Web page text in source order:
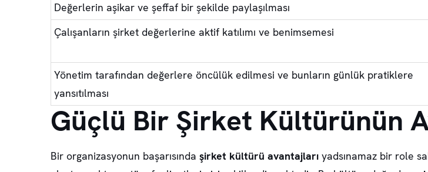
Değerlerin aşikar ve şeffaf bir şekilde paylaşılması
Çalışanların şirket değerlerine aktif katılımı ve benimsemesi
Yönetim tarafından değerlere öncülük edilmesi ve bunların günlük pratiklere
yansıtılması
Güçlü Bir Şirket Kültürünün
Bir organizasyonun başarısında şirket kültürü avantajları yadsınamaz bir role